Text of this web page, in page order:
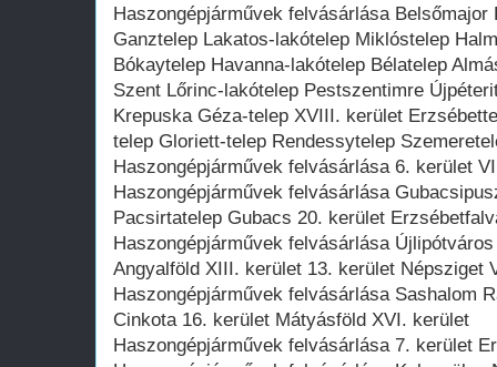
Haszongépjárművek felvásárlása Belsőmajor
Ganztelep Lakatos-lakótelep Miklóstelep
Bókaytelep Havanna-lakótelep Bélatelep
Szent Lőrinc-lakótelep Pestszentimre
Krepuska Géza-telep XVIII. kerület
telep Gloriett-telep Rendessytelep
Haszongépjárművek felvásárlása 6. kerület
Haszongépjárművek felvásárlása
Pacsirtatelep Gubacs 20. kerület
Haszongépjárművek felvásárlása
Angyalföld XIII. kerület 13. kerület Népsziget
Haszongépjárművek felvásárlása Sashalom
Cinkota 16. kerület Mátyásföld XVI. kerület
Haszongépjárművek felvásárlása 7. kerület